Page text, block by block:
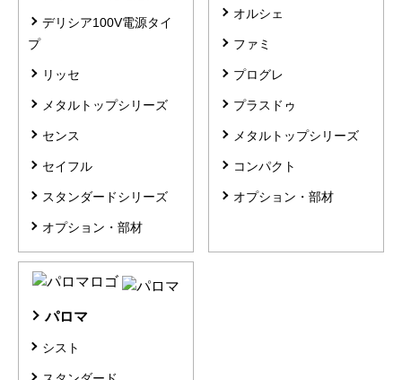
デリシア100V電源タイ
プ
リッセ
メタルトップシリーズ
センス
セイフル
スタンダードシリーズ
オプション・部材
オルシェ
ファミ
プログレ
プラスドゥ
メタルトップシリーズ
コンパクト
オプション・部材
パロマ
シスト